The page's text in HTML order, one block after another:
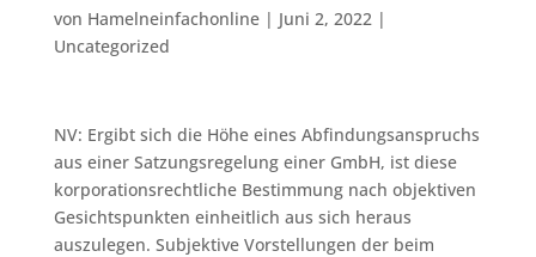
von Hamelneinfachonline| Juni 2, 2022|
Uncategorized
NV: Ergibt sich die Höhe eines Abfindungsanspruchs
aus einer Satzungsregelung einer GmbH, ist diese
korporationsrechtliche Bestimmung nach objektiven
Gesichtspunkten einheitlich aus sich heraus
auszulegen. Subjektive Vorstellungen der beim